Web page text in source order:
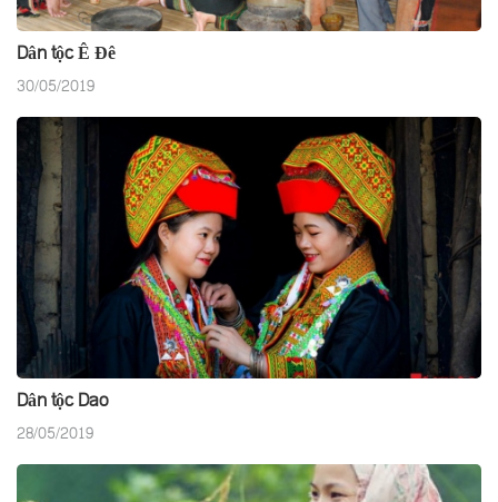
Dân tộc Ê Đê
30/05/2019
Dân tộc Dao
28/05/2019